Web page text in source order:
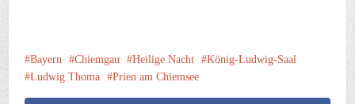
Bayern Chiemgau Heilige Nacht
König-Ludwig-Saal
Ludwig Thoma
Prien am Chiemsee